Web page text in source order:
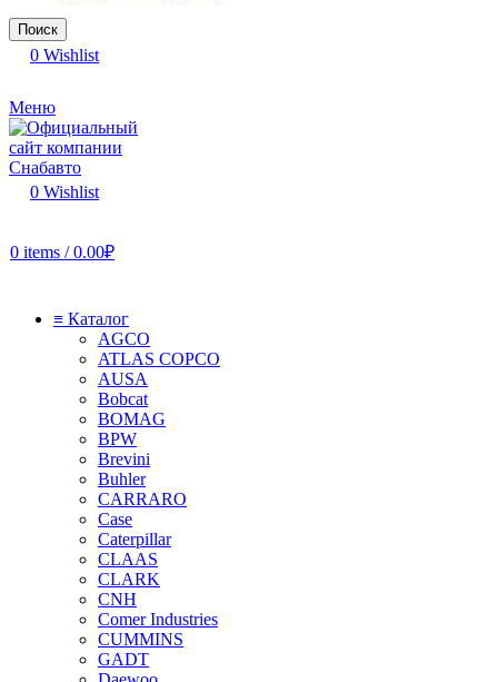
Поиск
0 Wishlist
Меню
0 Wishlist
0 items / 0.00₽
≡ Каталог
AGCO
ATLAS COPCO
AUSA
Bobcat
BOMAG
BPW
Brevini
Buhler
CARRARO
Case
Caterpillar
CLAAS
CLARK
CNH
Comer Industries
CUMMINS
GADT